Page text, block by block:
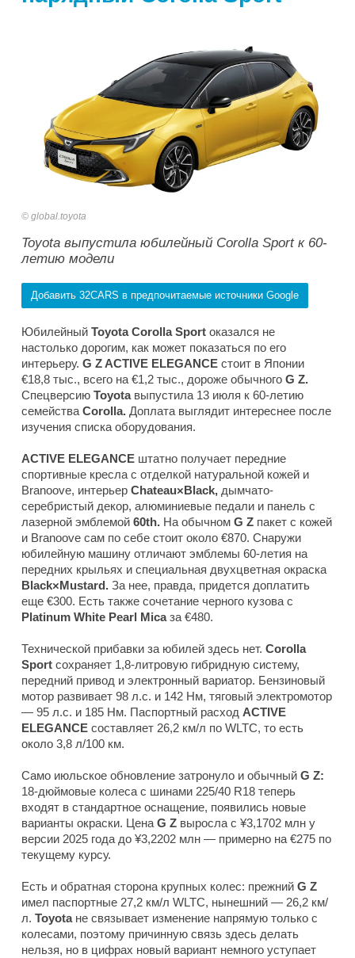
global.toyota
Toyota выпустила юбилейный Corolla Sport к 60-
летию модели
Добавить 32CARS в предпочитаемые источники Google
Юбилейный Toyota Corolla Sport оказался не
настолько дорогим, как может показаться по его
интерьеру. G Z ACTIVE ELEGANCE стоит в Японии
€18,8 тыс., всего на €1,2 тыс., дороже обычного G Z.
Спецверсию Toyotaвыпустила 13 июля к 60-летию
семействаCorolla. Доплата выглядит интереснее после
изучения списка оборудования.
ACTIVE ELEGANCE штатно получает передние
спортивные кресла с отделкой натуральной кожей и
Branoove, интерьер Chateau×Black, дымчато-
серебристый декор, алюминиевые педали и панель с
лазерной эмблемой 60th. На обычном G Z пакет с кожей
и Branoove сам по себе стоит около €870. Снаружи
юбилейную машину отличают эмблемы 60-летия на
передних крыльях и специальная двухцветная окраска
Black×Mustard. За нее, правда, придется доплатить
еще €300. Есть также сочетание черного кузова с
Platinum White Pearl Micaза €480.
Технической прибавки за юбилей здесь нет. Corolla
Sport сохраняет 1,8-литровую гибридную систему,
передний привод и электронный вариатор. Бензиновый
мотор развивает 98 л.с. и 142 Нм, тяговый электромотор
— 95 л.с. и 185 Нм. Паспортный расход ACTIVE
ELEGANCE составляет 26,2 км/л по WLTC, то есть
около 3,8 л/100 км.
Само июльское обновление затронуло и обычный G Z:
18-дюймовые колеса с шинами 225/40 R18 теперь
входят в стандартное оснащение, появились новые
варианты окраски. ЦенаG Z выросла с ¥3,1702 млн у
версии 2025 года до ¥3,2202 млн — примерно на €275 по
текущему курсу.
Есть и обратная сторона крупных колес: прежний G Z
имел паспортные 27,2 км/л WLTC, нынешний — 26,2 км/
л. Toyotaне связывает изменение напрямую только с
колесами, поэтому причинную связь здесь делать
нельзя, но в цифрах новый вариант немного уступает